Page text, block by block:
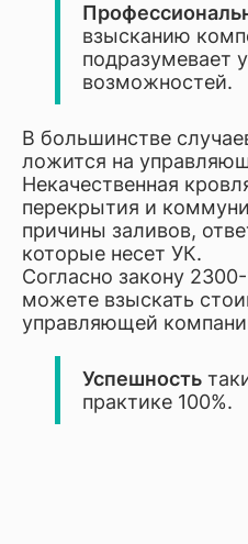
взысканию
подразумевает
возможностей.
В большинстве
ложится на
Некачественная
перекрытия и
причины заливов,
которые несет УК.
Согласно закону
можете взыскать
управляющей
Успешность
практике 100%.